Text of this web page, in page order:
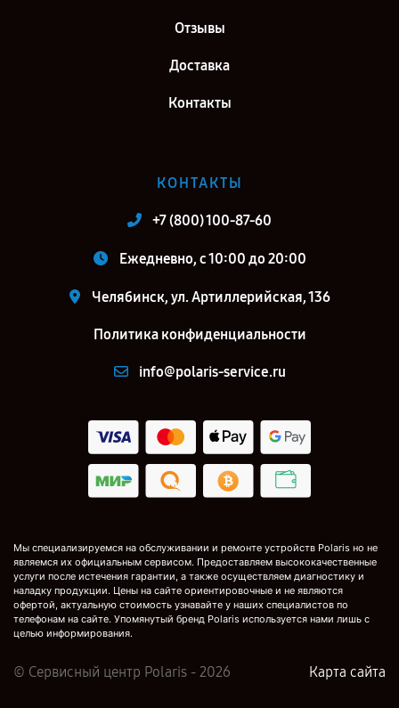
Отзывы
Доставка
Контакты
КОНТАКТЫ
+7 (800) 100-87-60
Ежедневно, с 10:00 до 20:00
Челябинск, ул. Артиллерийская, 136
Политика конфиденциальности
info@polaris-service.ru
Мы специализируемся на обслуживании и ремонте устройств Polaris но не
являемся их официальным сервисом. Предоставляем высококачественные
услуги после истечения гарантии, а также осуществляем диагностику и
наладку продукции. Цены на сайте ориентировочные и не являются
офертой, актуальную стоимость узнавайте у наших специалистов по
телефонам на сайте. Упомянутый бренд Polaris используется нами лишь с
целью информирования.
© Сервисный центр Polaris - 2026 Карта сайта